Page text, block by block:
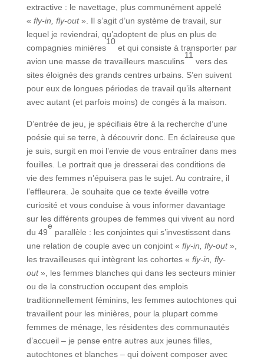
extractive : le navettage, plus communément appelé
« fly-in, fly-out». Il s’agit d’un système de travail, sur
lequel je reviendrai, qu’adoptent de plus en plus de
compagnies minières
10
et qui consiste à transporter par
avion une masse de travailleurs masculins
11
vers des
sites éloignés des grands centres urbains. S’en suivent
pour eux de longues périodes de travail qu’ils alternent
avec autant (et parfois moins) de congés à la maison.
D’entrée de jeu, je spécifiais être à la recherche d’une
poésie qui se terre, à découvrir donc. En éclaireuse que
je suis, surgit en moi l’envie de vous entraîner dans mes
fouilles. Le portrait que je dresserai des conditions de
vie des femmes n’épuisera pas le sujet. Au contraire, il
l’effleurera. Je souhaite que ce texte éveille votre
curiosité et vous conduise à vous informer davantage
sur les différents groupes de femmes qui vivent au nord
du 49
e
parallèle : les conjointes qui s’investissent dans
une relation de couple avec un conjoint « fly-in, fly-out»,
les travailleuses qui intègrent les cohortes « fly-in, fly-
out», les femmes blanches qui dans les secteurs minier
ou de la construction occupent des emplois
traditionnellement féminins, les femmes autochtones qui
travaillent pour les minières, pour la plupart comme
femmes de ménage, les résidentes des communautés
d’accueil – je pense entre autres aux jeunes filles,
autochtones et blanches – qui doivent composer avec